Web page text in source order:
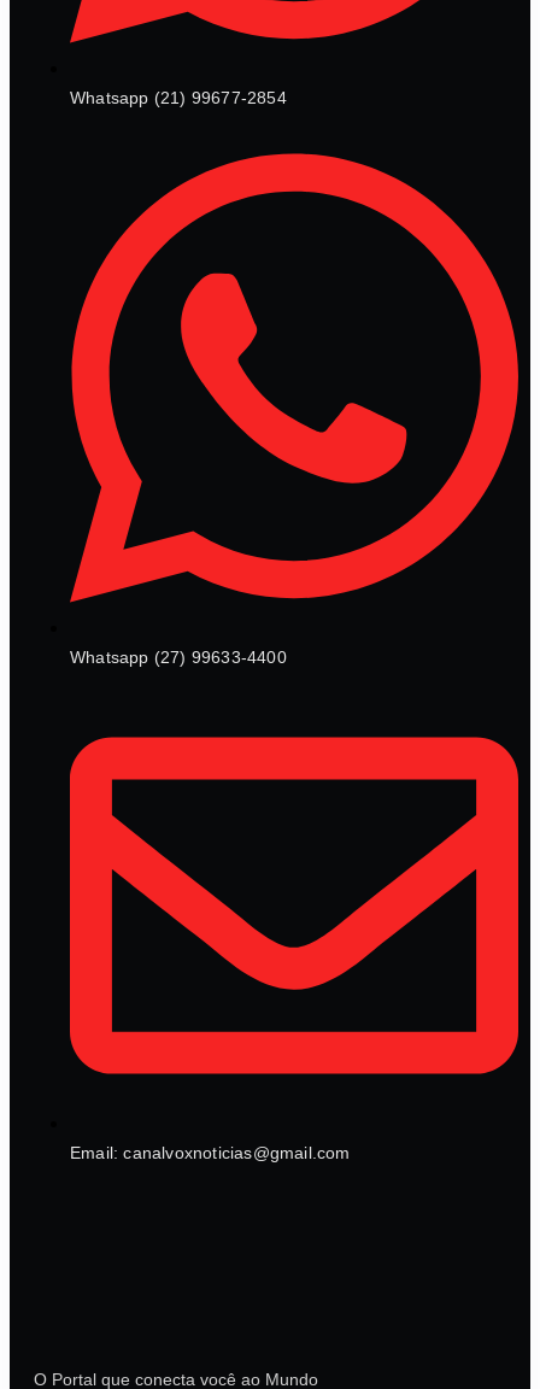
Whatsapp (21) 99677-2854
Whatsapp (27) 99633-4400
Email: canalvoxnoticias@gmail.com
O Portal que conecta você ao Mundo